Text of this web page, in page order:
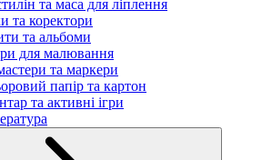
та маса для ліплення
та коректори
та альбоми
для малювання
та маркери
папір та картон
та активні ігри